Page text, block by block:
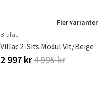
Fler varianter
Brafab
Villac 2-Sits Modul Vit/beige
2 997 kr4 995 kr